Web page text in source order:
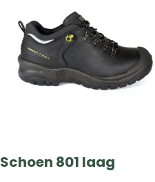
Schoen 801 laag